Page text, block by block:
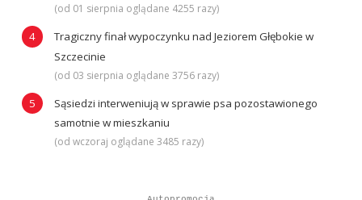
(od 01 sierpnia oglądane 4255 razy)
Tragiczny finał wypoczynku nad Jeziorem Głębokie w
Szczecinie
(od 03 sierpnia oglądane 3756 razy)
Sąsiedzi interweniują w sprawie psa pozostawionego
samotnie w mieszkaniu
(od wczoraj oglądane 3485 razy)